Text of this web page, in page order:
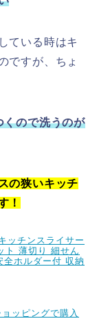
ている時はキ
ですが、ちょ
くので洗うのが
の狭いキッチ
！
ッチンスライサー
ト 薄切り 細せん
ホルダー付 収納
ッピングで購入